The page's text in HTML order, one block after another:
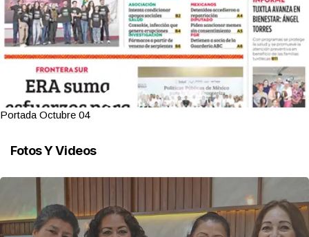
Portada Octubre 04
Fotos Y Videos